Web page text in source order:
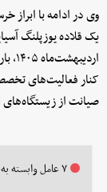
وی در ادامه با
یک قلاده یوزپلنگ
کنار فعالیت‌های
صیانت از
۷ عامل وابسته به معاندین دستگیر شدند